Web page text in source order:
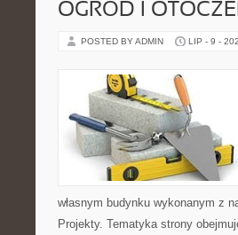
OGRÓD I
POSTED BY ADMIN LIP - 9 -
własnym budynku wykonanym z
Projekty. Tematyka strony